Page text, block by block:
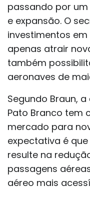
passando por
e expansão. O
investimentos
apenas atrair
também
aeronaves de
Segundo Braun,
Pato Branco tem
mercado para
expectativa é
resulte na
passagens
aéreo mais